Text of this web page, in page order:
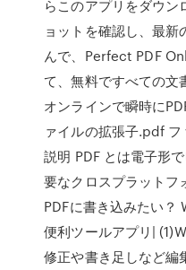
らこのアプリをダウン
ョットを確認し、最
んで、Perfect PDF
て、無料ですべての文
オンラインで瞬時に
ァイルの拡張子.pdf
説明 PDF とは電子形
要なクロスプラットフ
PDFに書き込みたい？
便利ツールアプリ|
修正や書き足しなど編